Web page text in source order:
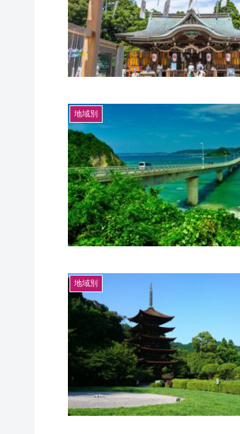
地域別
地域別